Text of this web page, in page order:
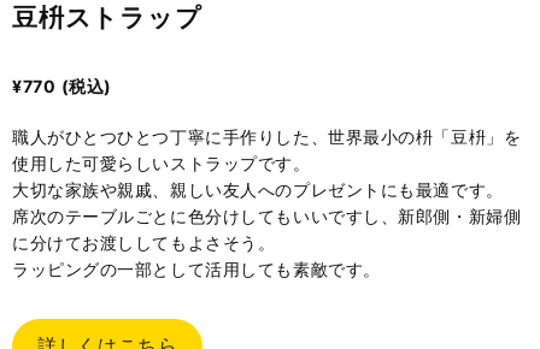
豆枡ストラップ
¥770 (税込)
職人がひとつひとつ丁寧に手作りした、世界最小の枡「豆枡」を
使用した可愛らしいストラップです。
大切な家族や親戚、親しい友人へのプレゼントにも最適です。
席次のテーブルごとに色分けしてもいいですし、新郎側・新婦側
に分けてお渡ししてもよさそう。
ラッピングの一部として活用しても素敵です。